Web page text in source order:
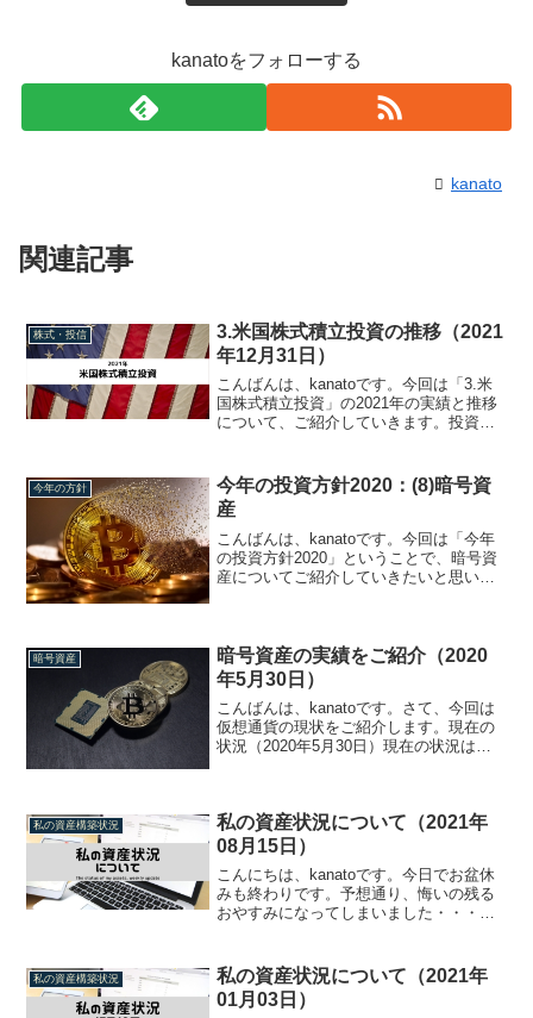
kanatoをフォローする
kanato
関連記事
株式・投信
3.米国株式積立投資の推移（2021
年12月31日）
こんばんは、kanatoです。今回は「3.米
国株式積立投資」の2021年の実績と推移
について、ご紹介していきます。投資方
散投資しています。詳細はこちらをご参
照してくだ...
今年の方針
今年の投資方針2020：(8)暗号資
産
こんばんは、kanatoです。今回は「今年
の投資方針2020」ということで、暗号資
産についてご紹介していきたいと思いま
暗号資産
暗号資産の実績をご紹介（2020
年5月30日）
こんばんは、kanatoです。さて、今回は
仮想通貨の現状をご紹介します。現在の
状況（2020年5月30日）現在の状況はこ
してはや...
私の資産構築状況
私の資産状況について（2021年
08月15日）
こんにちは、kanatoです。今日でお盆休
みも終わりです。予想通り、悔いの残る
おやすみになってしまいました・・・。
（2021年08月15日時点）現在の資産構成
はこのような状...
私の資産構築状況
私の資産状況について（2021年
01月03日）